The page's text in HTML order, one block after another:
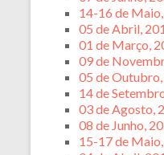
14-16 de
05 de Abril,
01 de Março,
09 de
05 de
14 de
03 de Agosto,
08 de Junho,
15-17 de